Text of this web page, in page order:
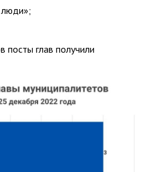
посты глав получили